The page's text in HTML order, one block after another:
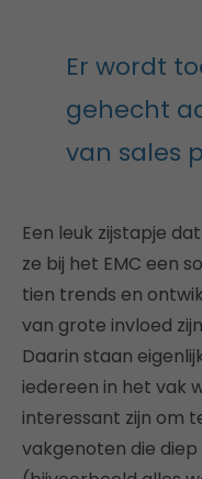
Er wordt
gehecht
van sales
Een leuk zijstapje
ze bij het EMC een
tien trends en
van grote invloed
Daarin staan
iedereen in het vak
interessant zijn om
vakgenoten die